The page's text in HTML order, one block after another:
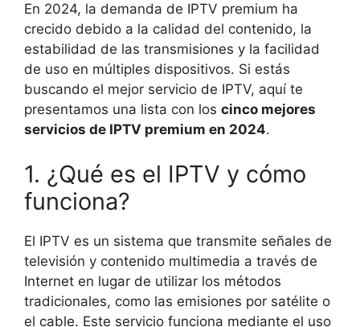
En 2024, la demanda de IPTV premium ha
crecido debido a la calidad del contenido, la
estabilidad de las transmisiones y la facilidad
de uso en múltiples dispositivos. Si estás
buscando el mejor servicio de IPTV, aquí te
presentamos una lista con los cinco mejores
servicios de IPTV premium en 2024.
1. ¿Qué es el IPTV y cómo
funciona?
El IPTV es un sistema que transmite señales de
televisión y contenido multimedia a través de
Internet en lugar de utilizar los métodos
tradicionales, como las emisiones por satélite o
el cable. Este servicio funciona mediante el uso